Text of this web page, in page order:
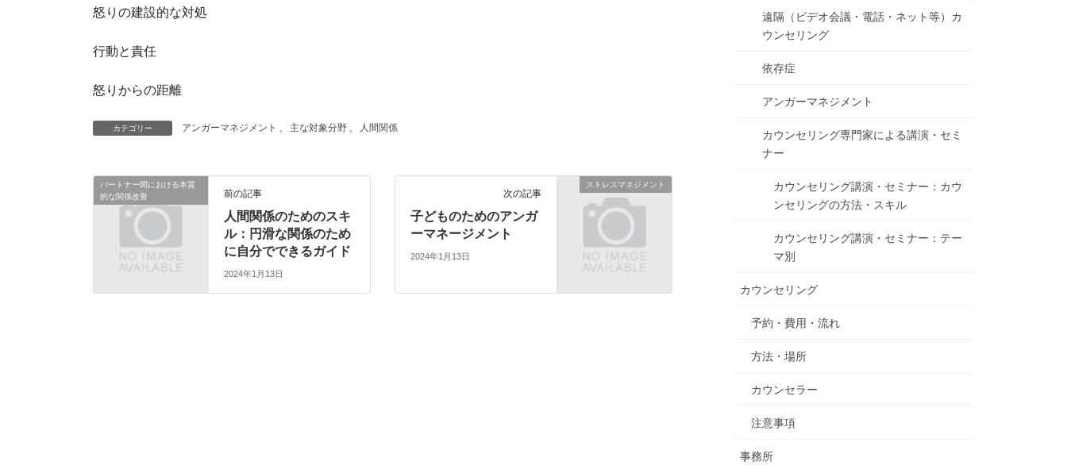
怒りの建設的な対処
行動と責任
怒りからの距離
カテゴリー アンガーマネジメント 主な対象分野 人間関係
パートナー間における本質
的な関係改善
前の記事
人間関係のためのスキ
ル：円滑な関係のため
に自分でできるガイド
2024年1月13日
ストレスマネジメント
次の記事
子どものためのアンガ
ーマネージメント
2024年1月13日
遠隔（ビデオ会議・電話・ネット等）カ
ウンセリング
依存症
アンガーマネジメント
カウンセリング専門家による講演・セミ
ナー
カウンセリング講演・セミナー：カウ
ンセリングの方法・スキル
カウンセリング講演・セミナー：テー
マ別
カウンセリング
予約・費用・流れ
方法・場所
カウンセラー
注意事項
事務所